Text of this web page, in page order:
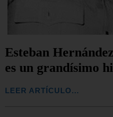
Esteban
es un grandísimo
LEER ARTÍCULO...